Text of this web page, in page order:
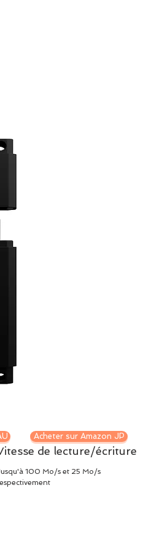
de lecture/écriture
100 Mo/s et 25 Mo/s
Acheter sur Amazon JP